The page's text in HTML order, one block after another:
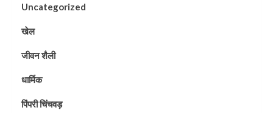
Uncategorized
खेल
जीवन शैली
धार्मिक
पिंपरी चिंचवड़